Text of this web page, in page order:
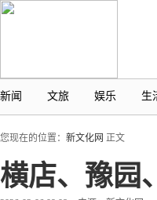
新闻 文旅 娱乐 生
您现在的位置： 新文化网 正文
横店、豫园